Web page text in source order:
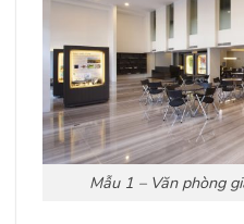
Mẫu 1 – Văn phòng